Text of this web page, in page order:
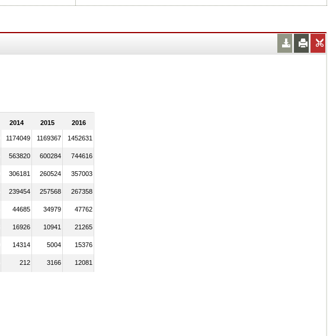
2014 2015 2016
1174049 1169367 1452631
563820 600284 744616
306181 260524 357003
239454 257568 267358
44685 34979 47762
16926 10941 21265
14314 5004 15376
212 3166 12081